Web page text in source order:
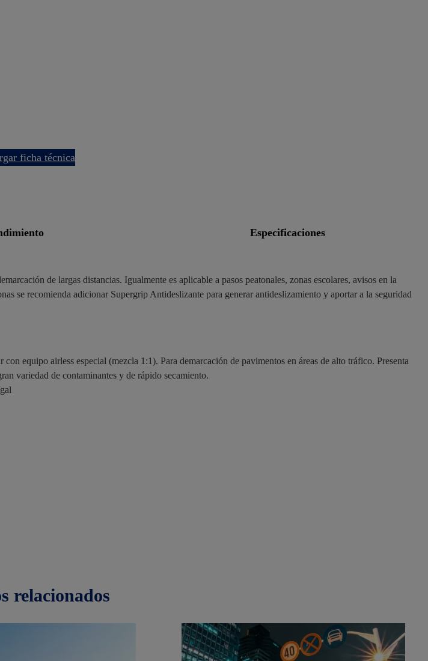
ficha técnica
especificaciones
de largas distancias. Igualmente es aplicable a pasos peatonales, zonas escolares, avisos en la
se recomienda adicionar Supergrip Antideslizante para generar antideslizamiento y aportar a la seguridad
equipo airless especial (mezcla 1:1). Para demarcación de pavimentos en áreas de alto tráfico. Presenta
variedad de contaminantes y de rápido secamiento.
relacionados